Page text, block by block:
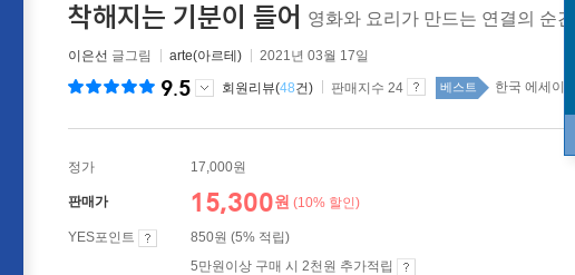
착해지는 기분이 들어 영화와 요리가 만드는 연결의 순간
이은선 글그림 arte(아르테) 2021년 03월 17일
9.5 회원리뷰(48건) 판매지수 24 베스트 한국 에세이
정가 17,000원
판매가 15,300원 (10% 할인)
YES포인트
850원 (5% 적립)
5만원이상 구매 시 2천원 추가적립